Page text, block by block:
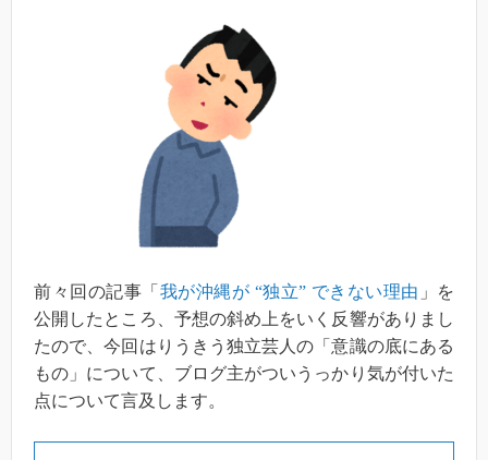
前々回の記事「 我が沖縄が “独立” できない理由 」を
公開したところ、予想の斜め上をいく反響がありまし
たので、今回はりうきう独立芸人の「意識の底にある
もの」について、ブログ主がついうっかり気が付いた
点について言及します。